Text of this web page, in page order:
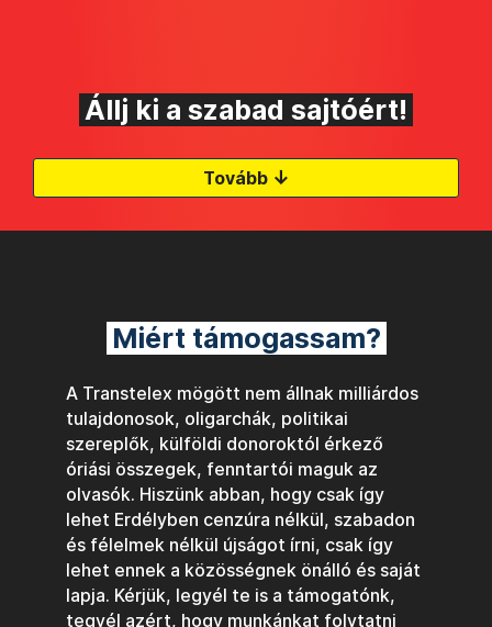
Állj ki a szabad sajtóért!
Tovább ↓
Miért támogassam?
A Transtelex mögött nem állnak milliárdos
tulajdonosok, oligarchák, politikai
szereplők, külföldi donoroktól érkező
óriási összegek, fenntartói maguk az
olvasók. Hiszünk abban, hogy csak így
lehet Erdélyben cenzúra nélkül, szabadon
és félelmek nélkül újságot írni, csak így
lehet ennek a közösségnek önálló és saját
lapja. Kérjük, legyél te is a támogatónk,
tegyél azért, hogy munkánkat folytatni